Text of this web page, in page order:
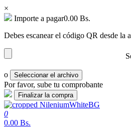
×
Importe a pagar0.00 Bs.
Debes escanear el código QR desde la
o Seleccionar el archivo
Por favor, sube tu comprobante
Saltar
al
contenido
nilenium.net
Soluciones
0
0.00 Bs.